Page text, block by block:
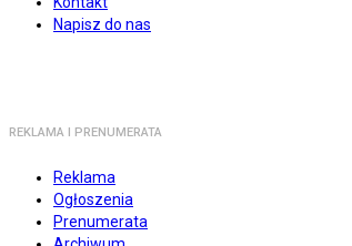
Napisz do nas
REKLAMA I PRENUMERATA
Reklama
Ogłoszenia
Prenumerata